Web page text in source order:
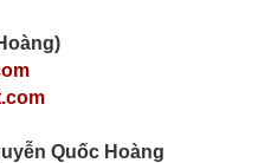
Quốc Hoàng